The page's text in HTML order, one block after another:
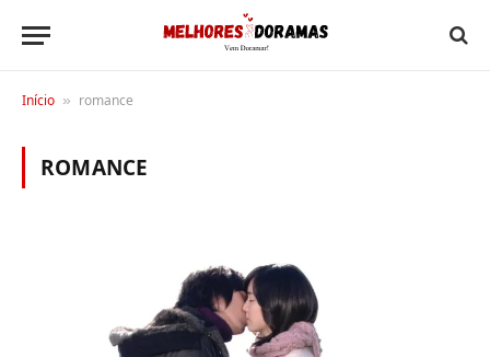
Início » romance
ROMANCE